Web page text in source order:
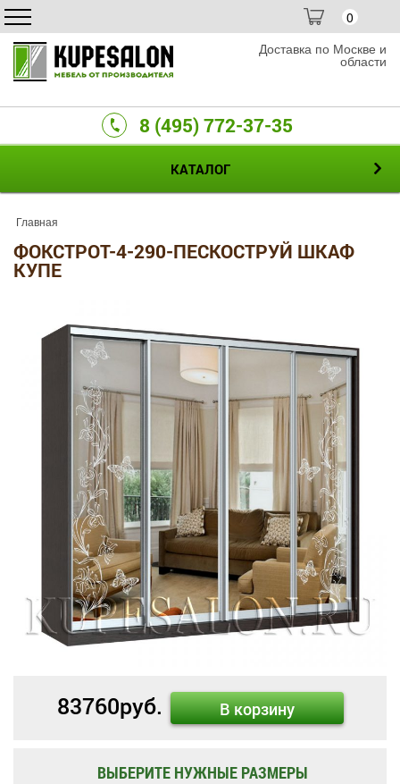
0
Доставка по Москве и
области
8 (495) 772-37-35
КАТАЛОГ
Главная
ФОКСТРОТ-4-290-ПЕСКОСТРУЙ ШКАФ
КУПЕ
83760руб. В корзину
ВЫБЕРИТЕ НУЖНЫЕ РАЗМЕРЫ